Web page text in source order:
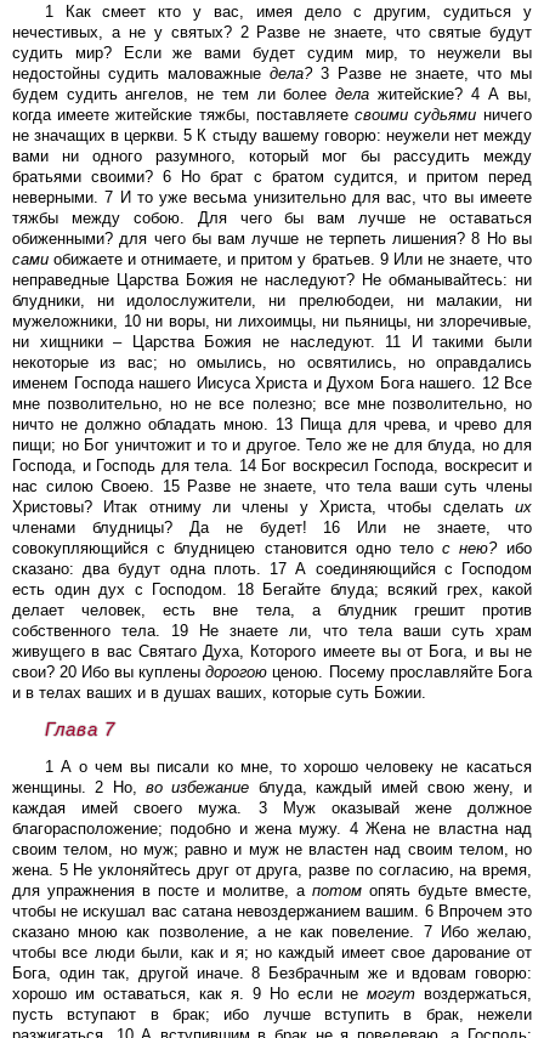
1 Как смеет кто у вас, имея дело с другим, судиться у
нечестивых, а не у святых? 2 Разве не знаете, что святые будут
судить мир? Если же вами будет судим мир, то неужели вы
недостойны судить маловажные дела?3 Разве не знаете, что мы
будем судить ангелов, не тем ли более дела житейские? 4 А вы,
когда имеете житейские тяжбы, поставляете своими судьями ничего
не значащих в церкви. 5 К стыду вашему говорю: неужели нет между
вами ни одного разумного, который мог бы рассудить между
братьями своими? 6 Но брат с братом судится, и притом перед
неверными. 7 И то уже весьма унизительно для вас, что вы имеете
тяжбы между собою. Для чего бы вам лучше не оставаться
обиженными? для чего бы вам лучше не терпеть лишения? 8 Но вы
сами обижаете и отнимаете, и притом у братьев. 9 Или не знаете, что
неправедные Царства Божия не наследуют? Не обманывайтесь: ни
блудники, ни идолослужители, ни прелюбодеи, ни малакии, ни
мужеложники, 10 ни воры, ни лихоимцы, ни пьяницы, ни злоречивые,
ни хищники – Царства Божия не наследуют. 11 И такими были
некоторые из вас; но омылись, но освятились, но оправдались
именем Господа нашего Иисуса Христа и Духом Бога нашего. 12 Все
мне позволительно, но не все полезно; все мне позволительно, но
ничто не должно обладать мною. 13 Пища для чрева, и чрево для
пищи; но Бог уничтожит и то и другое. Тело же не для блуда, но для
Господа, и Господь для тела. 14 Бог воскресил Господа, воскресит и
нас силою Своею. 15 Разве не знаете, что тела ваши суть члены
Христовы? Итак отниму ли члены у Христа, чтобы сделать их
членами блудницы? Да не будет! 16 Или не знаете, что
совокупляющийся с блудницею становится одно тело с нею?ибо
сказано: два будут одна плоть. 17 А соединяющийся с Господом
есть один дух с Господом. 18 Бегайте блуда; всякий грех, какой
делает человек, есть вне тела, а блудник грешит против
собственного тела. 19 Не знаете ли, что тела ваши суть храм
живущего в вас Святаго Духа, Которого имеете вы от Бога, и вы не
свои? 20 Ибо вы куплены дорогою ценою. Посему прославляйте Бога
и в телах ваших и в душах ваших, которые суть Божии.
Глава 7
1 А о чем вы писали ко мне, то хорошо человеку не касаться
женщины. 2 Но, во избежание блуда, каждый имей свою жену, и
каждая имей своего мужа. 3 Муж оказывай жене должное
благорасположение; подобно и жена мужу. 4 Жена не властна над
своим телом, но муж; равно и муж не властен над своим телом, но
жена. 5 Не уклоняйтесь друг от друга, разве по согласию, на время,
для упражнения в посте и молитве, а потом опять будьте вместе,
чтобы не искушал вас сатана невоздержанием вашим. 6 Впрочем это
сказано мною как позволение, а не как повеление. 7 Ибо желаю,
чтобы все люди были, как и я; но каждый имеет свое дарование от
Бога, один так, другой иначе. 8 Безбрачным же и вдовам говорю:
хорошо им оставаться, как я. 9 Но если не могут воздержаться,
пусть вступают в брак; ибо лучше вступить в брак, нежели